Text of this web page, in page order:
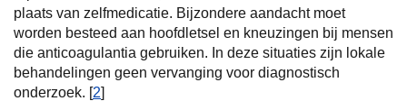
plaats van zelfmedicatie. Bijzondere aandacht moet
worden besteed aan hoofdletsel en kneuzingen bij mensen
die anticoagulantia gebruiken. In deze situaties zijn lokale
behandelingen geen vervanging voor diagnostisch
onderzoek. [2]